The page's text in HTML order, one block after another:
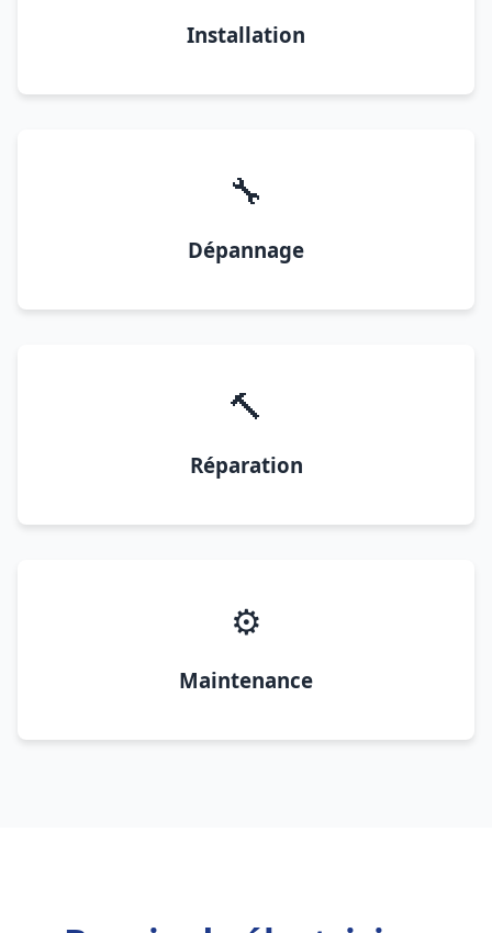
Installation
🔧
Dépannage
🔨
Réparation
⚙️
Maintenance